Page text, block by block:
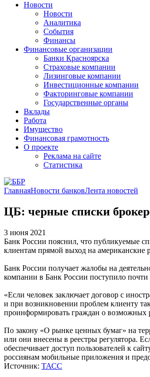
Новости
Новости
Аналитика
События
Финансы
Финансовые организации
Банки Красноярска
Страховые компании
Лизинговые компании
Инвестиционные компании
Факторинговые компании
Государственные органы
Вклады
Работа
Имущество
Финансовая грамотность
О проекте
Реклама на сайте
Статистика
ГлавнаяНовости банковЛента новостей
ЦБ: черные списки
3 июня 2021
Банк России пояснил, что публикуемые
клиентам прямой выход на американские
Банк России получает жалобы на
компании в Банк России поступило почти
«Если человек заключает договор с
и при возникновении проблем клиенту
проинформировать граждан о возможных
По закону «О рынке ценных бумаг» на
или они внесены в реестры регулятора.
обеспечивает доступ пользователей к
россиянам мобильные приложения и
Источник: ТАСС